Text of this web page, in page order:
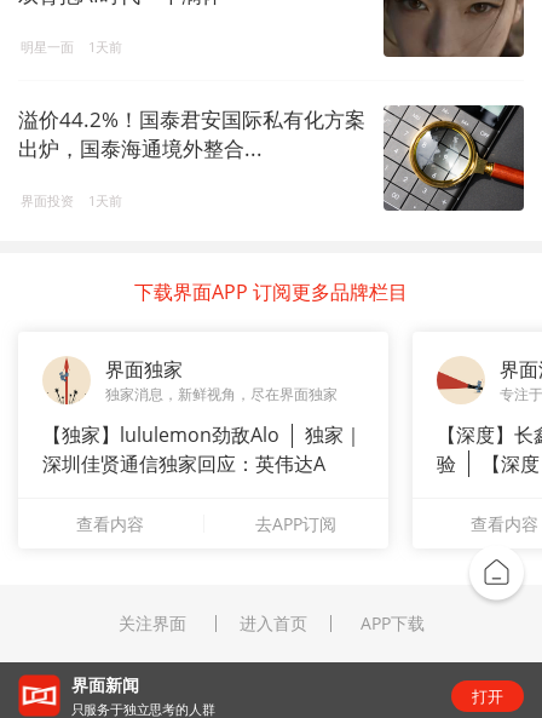
明星一面 1天前
溢价44.2%！国泰君安国际私有化方案
出炉，国泰海通境外整合...
界面投资 1天前
下载界面APP 订阅更多品牌栏目
界面独家
独家消息，新鲜视角，尽在界面独家
【独家】lululemon劲敌Alo
独家｜
深圳佳贤通信独家回应：英伟达A
查看内容 去APP订阅
界
专注
【深度】
验
【深
查看内容
关注界面 进入首页 APP下载
“锂业双雄”净利齐翻番，扣非净利却呈“冷暖”两
级
打开